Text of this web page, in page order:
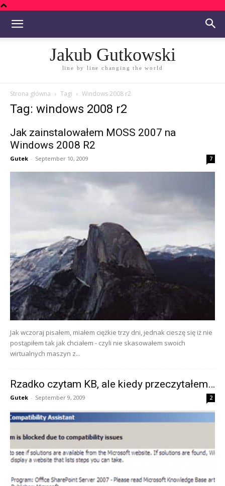
Jakub Gutkowski
line by line changing the world
Strona główna Tagi Windows 2008 r2
Tag: windows 2008 r2
Jak zainstalowałem MOSS 2007 na
Windows 2008 R2
Gutek - September 10, 2009 7
Jak wczoraj pisałem, miałem ciężkie trzy dni, jednak cieszę się iż nie
postąpiłem tak jak chciałem - czyli nie skasowałem swoich
wirtualnych maszyn z...
Rzadko czytam KB, ale kiedy przeczytałem…
Gutek - September 9, 2009 2